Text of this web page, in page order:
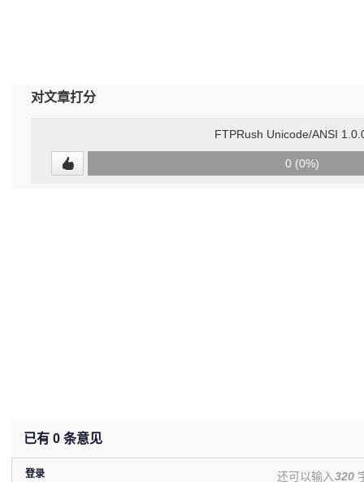
对文章打分
FTPRush Unicode/ANSI
0 (0%)
已有 0 条意见
登录 还可以输入320